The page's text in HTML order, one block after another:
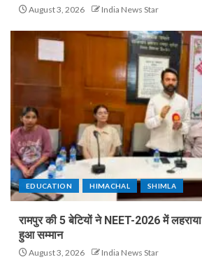
August 3, 2026 India News Star
EDUCATION HIMACHAL SHIMLA
रामपुर की 5 बेटियों ने NEET-2026 में
हुआ सम्मान
August 3, 2026 India News Star